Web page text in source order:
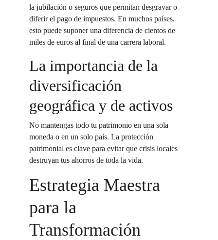
la jubilación o seguros que permitan desgravar o
diferir el pago de impuestos. En muchos países,
esto puede suponer una diferencia de cientos de
miles de euros al final de una carrera laboral.
La importancia de la
diversificación
geográfica y de activos
No mantengas todo tu patrimonio en una sola
moneda o en un solo país. La protección
patrimonial es clave para evitar que crisis locales
destruyan tus ahorros de toda la vida.
Estrategia Maestra
para la
Transformación